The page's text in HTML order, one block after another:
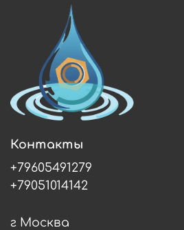
Контакты
+79605491279
+79051014142
г Москва